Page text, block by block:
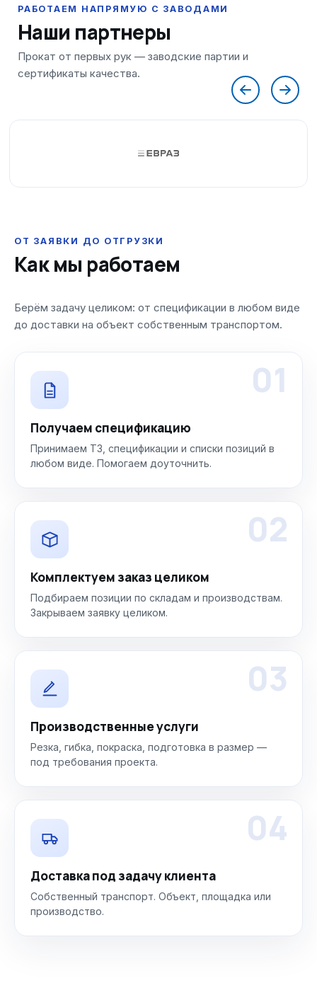
Наши партнеры
ОТ ЗАЯВКИ ДО ОТГРУЗКИ
Как мы работаем
Берём задачу целиком: от спецификации в любом виде
до доставки на объект собственным транспортом.
01
Получаем спецификацию
Принимаем ТЗ, спецификации и списки позиций в
любом виде. Помогаем доуточнить.
02
Комплектуем заказ целиком
Подбираем позиции по складам и производствам.
Закрываем заявку целиком.
03
Производственные услуги
Резка, гибка, покраска, подготовка в размер —
под требования проекта.
04
Доставка под задачу клиента
Собственный транспорт. Объект, площадка или
производство.